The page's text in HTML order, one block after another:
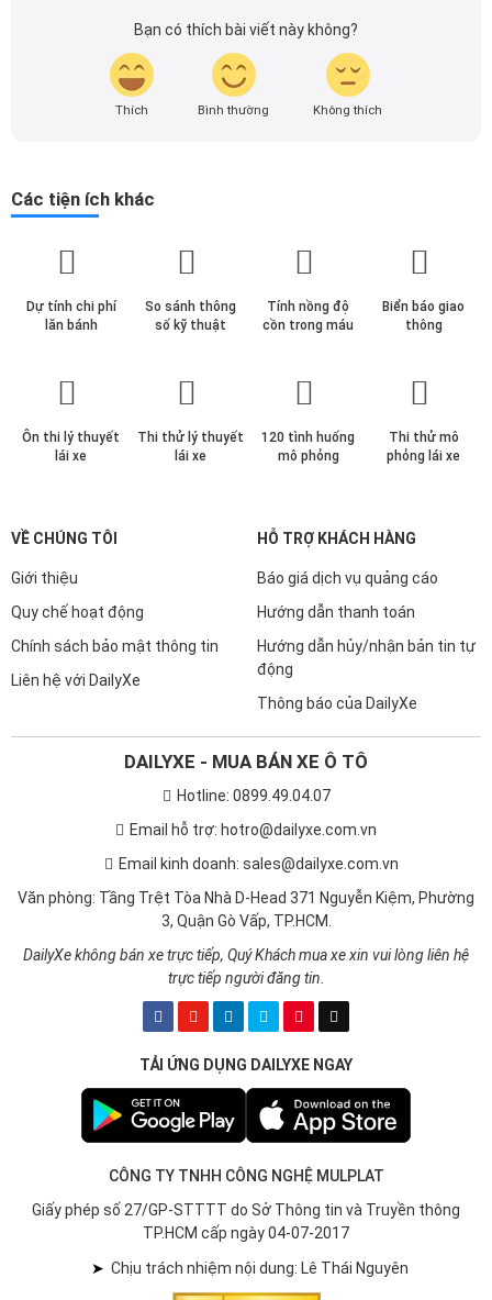
Bạn có thích bài viết này không?
Thích Bình thường Không thích
Các tiện ích khác
Dự tính chi phí
lăn bánh
So sánh thông
số kỹ thuật
Tính nồng độ
cồn trong máu
Biển báo giao
thông
Ôn thi lý thuyết
lái xe
Thi thử lý thuyết
lái xe
120 tình huống
mô phỏng
Thi thử mô
phỏng lái xe
VỀ CHÚNG TÔI
Giới thiệu
Quy chế hoạt động
Chính sách bảo mật thông tin
Liên hệ với DailyXe
HỖ TRỢ KHÁCH HÀNG
Báo giá dịch vụ quảng cáo
Hướng dẫn thanh toán
Hướng dẫn hủy/nhận bản tin tự
động
Thông báo của DailyXe
DAILYXE - MUA BÁN XE Ô TÔ
Hotline: 0899.49.04.07
Email hỗ trợ: hotro@dailyxe.com.vn
Email kinh doanh: sales@dailyxe.com.vn
Văn phòng: Tầng Trệt Tòa Nhà D-Head 371 Nguyễn Kiệm, Phường
3, Quận Gò Vấp, TP.HCM.
DailyXe không bán xe trực tiếp, Quý Khách mua xe xin vui lòng liên hệ
trực tiếp người đăng tin.
TẢI ỨNG DỤNG DAILYXE NGAY
CÔNG TY TNHH CÔNG NGHỆ MULPLAT
Giấy phép số 27/GP-STTTT do Sở Thông tin và Truyền thông
TP.HCM cấp ngày 04-07-2017
➤ Chịu trách nhiệm nội dung: Lê Thái Nguyên